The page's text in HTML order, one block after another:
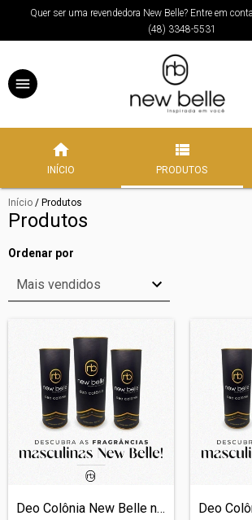
Quer ser uma revendedora New Belle? Entre em
(48) 3348-5531
INÍCIO PRODUTOS
Início / Produtos
Produtos
Ordenar por
Deo Colônia New Belle nº47 – Inspiração...